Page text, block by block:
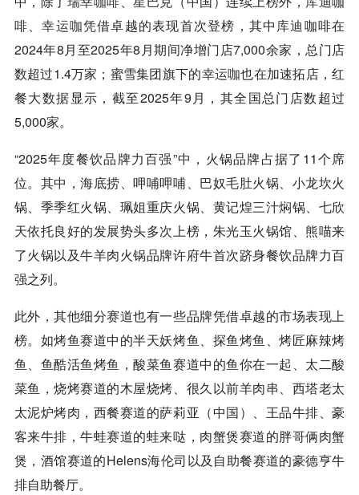
啡、幸运咖凭借卓越的表现首次登榜，其中 库迪咖啡在
2024年8月至2025年8月期间净增门店7,000余家，总门店
数超过1.4万家；蜜雪集团旗下的幸运咖也在加速拓店，红
餐大数据显示，截至2025年9月，其全国总门店数超过
5,000家。
“2025年度餐饮品牌力百强”中，火锅品牌占据了11个席
位。其中，海底捞、呷哺呷哺、巴奴毛肚火锅、小龙坎火
锅、季季红火锅、珮姐重庆火锅、黄记煌三汁焖锅、七欣
天依托良好的发展势头多次上榜，朱光玉火锅馆、熊喵来
了火锅以及牛羊肉火锅品牌许府牛首次跻身餐饮品牌力百
强之列。
此外，其他细分赛道也有一些品牌凭借卓越的市场表现上
榜。如烤鱼赛道中的半天妖烤鱼、探鱼烤鱼、烤匠麻辣烤
鱼、鱼酷活鱼烤鱼，酸菜鱼赛道中的鱼你在一起、太二酸
菜鱼，烧烤赛道的木屋烧烤、很久以前羊肉串、西塔老太
太泥炉烤肉，西餐赛道的萨莉亚（中国）、王品牛排、豪
客来牛排，牛蛙赛道的蛙来哒，肉蟹煲赛道的胖哥俩肉蟹
煲，酒馆赛道的Helens海伦司以及自助餐赛道的豪德亨牛
排自助餐厅。